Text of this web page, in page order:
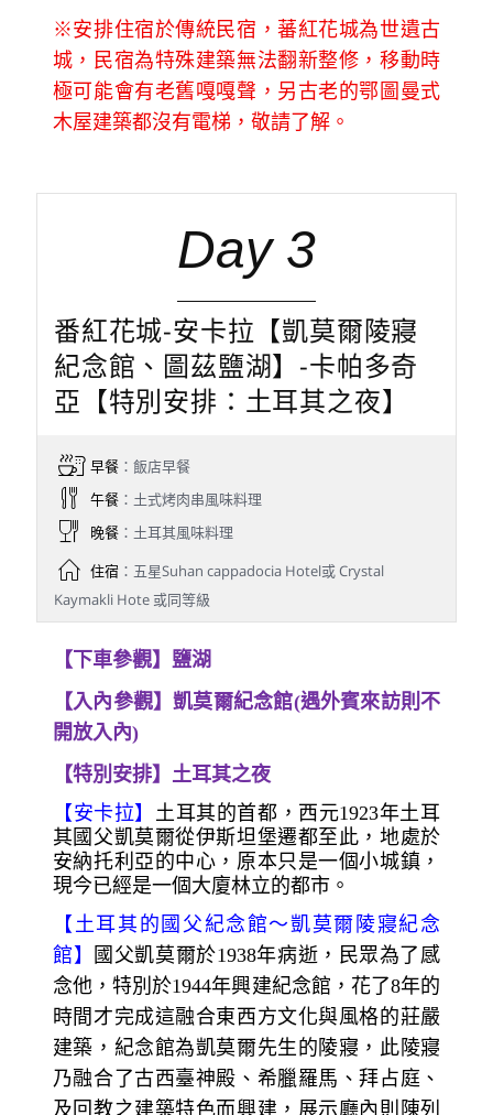
丘】這裡是拍攝番紅花城、俯瞰鄂圖曼住宅
的最佳地點，可以居高臨下的角度飽覽舊城
全景，幾乎每一個到訪番紅花城的遊客都不
會錯過！安卡拉城堡位於安卡拉的山坡最高
依然可以登上古老的城牆，俯瞰安卡拉全
景，想像曾經的硝煙戰場。
※安排住宿於傳統民宿，蕃紅花城為世遺古
城，民宿為特殊建築無法翻新整修，移動時
極可能會有老舊嘎嘎聲，另古老的鄂圖曼式
木屋建築都沒有電梯，敬請了解。
Day 3
番紅花城-安卡拉【凱莫爾陵寢
紀念館、圖茲鹽湖】-卡帕多奇
亞【特別安排：土耳其之夜】
早餐 ：飯店早餐
午餐：土式烤肉串風味料理
晚餐：土耳其風味料理
住宿：五星Suhan cappadocia Hotel或 Crystal
Kaymakli Hote 或同等級
【下車參觀】鹽湖
【入內參觀】凱莫爾紀念館(遇外賓來訪則不
開放入內)
【特別安排】土耳其之夜
【安卡拉】 土耳其的首都，西元1923年土耳